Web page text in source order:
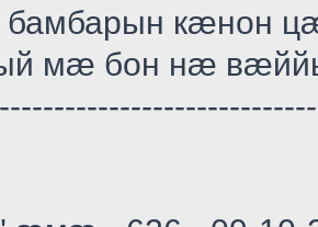
бамбарын кæнон
мæ бон нæ